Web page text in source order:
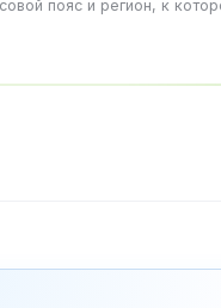
пояс и регион, к